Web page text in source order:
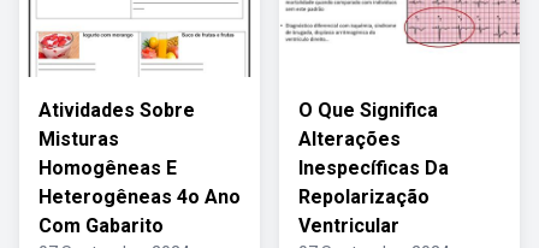
Atividades Sobre
Misturas
Homogêneas E
Heterogêneas 4o Ano
Com Gabarito
O Que Significa
Alterações
Inespecíficas Da
Repolarização
Ventricular